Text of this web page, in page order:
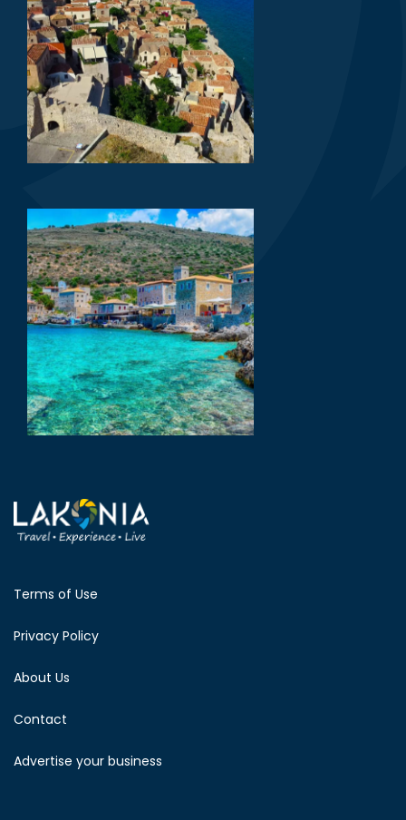
Terms of Use
Privacy Policy
About Us
Contact
Advertise your business